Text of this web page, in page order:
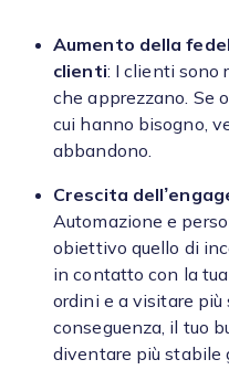
Aumento della
clienti: I clienti sono
che apprezzano. Se
cui hanno bisogno,
abbandono.
Crescita
Automazione e
obiettivo quello di
in contatto con la
ordini e a visitare
conseguenza, il tuo
diventare più stabile